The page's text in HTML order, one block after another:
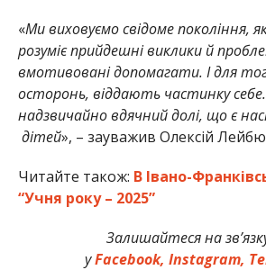
«Ми виховуємо свідоме покоління,
розуміє прийдешні виклики й
вмотивовані допомагати. І для
осторонь, віддають частинку
надзвичайно вдячний долі, що є
дітей», – зауважив Олексій
Читайте також: В Івано-
“Учня року – 2025”
Залишайтеся на
уFacebook, Instagram,